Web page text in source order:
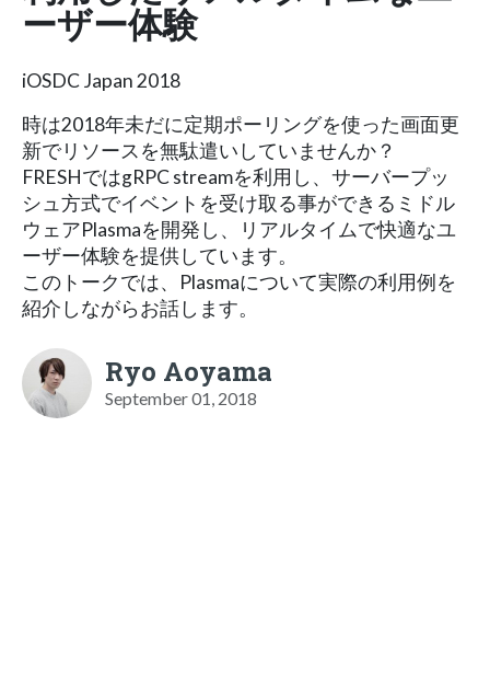
ーザー体験
iOSDC Japan 2018
時は2018年未だに定期ポーリングを使った画面更
新でリソースを無駄遣いしていませんか？
FRESHではgRPC streamを利用し、サーバープッ
シュ方式でイベントを受け取る事ができるミドル
ウェアPlasmaを開発し、リアルタイムで快適なユ
ーザー体験を提供しています。
このトークでは、Plasmaについて実際の利用例を
紹介しながらお話します。
Ryo Aoyama
September 01, 2018